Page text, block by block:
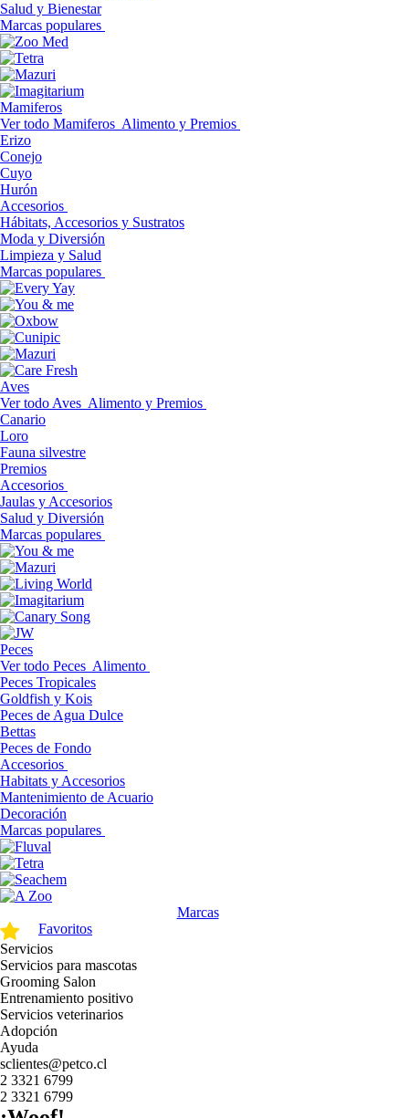
Salud y Bienestar
Marcas populares
Mamiferos
Ver todo Mamiferos Alimento y Premios
Erizo
Conejo
Cuyo
Hurón
Accesorios
Hábitats, Accesorios y Sustratos
Moda y Diversión
Limpieza y Salud
Marcas populares
Aves
Ver todo Aves Alimento y Premios
Canario
Loro
Fauna silvestre
Premios
Accesorios
Jaulas y Accesorios
Salud y Diversión
Marcas populares
Peces
Ver todo Peces Alimento
Peces Tropicales
Goldfish y Kois
Peces de Agua Dulce
Bettas
Peces de Fondo
Accesorios
Habitats y Accesorios
Mantenimiento de Acuario
Decoración
Marcas populares
Marcas
Favoritos
Servicios
Servicios para mascotas
Grooming Salon
Entrenamiento positivo
Servicios veterinarios
Adopción
Ayuda
sclientes@petco.cl
2 3321 6799
2 3321 6799